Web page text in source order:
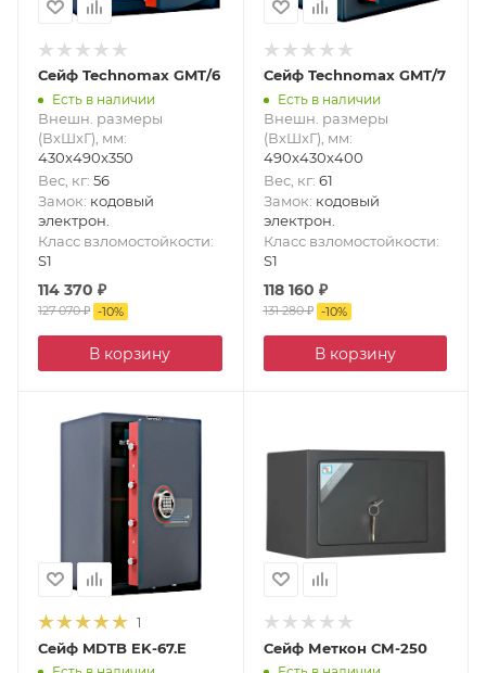
Сейф Technomax GMT/6
Есть в наличии
Внешн. размеры
(ВxШxГ), мм:
430x490x350
Вес, кг: 56
Замок: кодовый
электрон.
Класс взломостойкости:
S1
114 370 ₽
127 070₽ -10%
В корзину
Сейф Technomax GMT/7
Есть в наличии
Внешн. размеры
(ВxШxГ), мм:
490x430x400
Вес, кг: 61
Замок: кодовый
электрон.
Класс взломостойкости:
S1
118 160 ₽
131 280₽ -10%
В корзину
1
Сейф MDTB EK-67.E Сейф Меткон СМ-250